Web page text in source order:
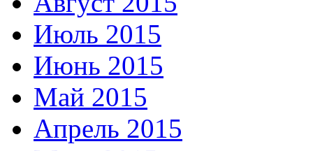
Июль 2015
Июнь 2015
Май 2015
Апрель 2015